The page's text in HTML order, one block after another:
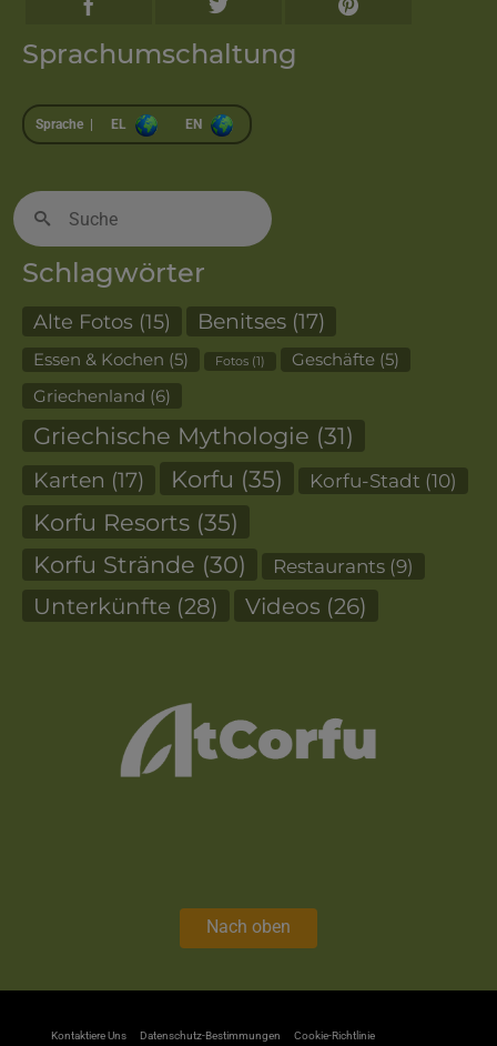
Sprachumschaltung
Sprache | EL EN
Suche
nach:
Schlagwörter
Alte Fotos (15) Benitses (17)
Essen & Kochen (5) Fotos (1) Geschäfte (5)
Griechenland (6)
Griechische Mythologie (31)
Karten (17) Korfu (35) Korfu-Stadt (10)
Korfu Resorts (35)
Korfu Strände (30) Restaurants (9)
Unterkünfte (28) Videos (26)
Nach oben
Kontaktiere Uns Datenschutz-Bestimmungen Cookie-Richtlinie